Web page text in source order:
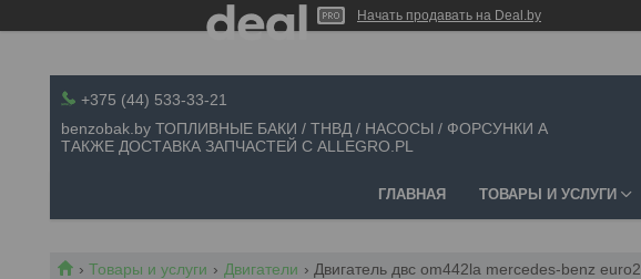
Начать продавать на Deal.by
+375 (44) 533-33-21
benzobak.by ТОПЛИВНЫЕ БАКИ / ТНВД / НАСОСЫ / ФОРСУНКИ А
ТАКЖЕ ДОСТАВКА ЗАПЧАСТЕЙ С ALLEGRO.PL
ГЛАВНАЯ ТОВАРЫ И УСЛУГИ
Товары и услуги Двигатели Двигатель двс om442la mercedes-benz euro2